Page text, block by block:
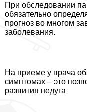
При обследовании
обязательно
прогноз во многом
заболевания.
На приеме у врача
симптомах – это
развития недуга